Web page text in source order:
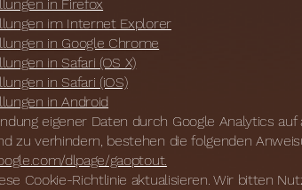
in Firefox
im Internet Explorer
in Google Chrome
in Safari (OS X)
in Safari (iOS)
in Android
eigener Daten durch Google Analytics auf
zu verhindern, bestehen die folgenden
dlpage/gaoptout.
Cookie-Richtlinie aktualisieren. Wir bitten